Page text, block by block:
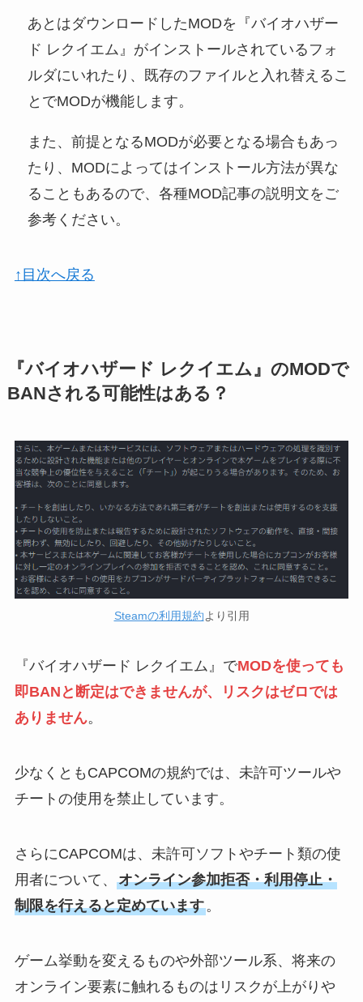
あとはダウンロードしたMODを『バイオハザー
ド レクイエム』がインストールされているフォ
ルダにいれたり、既存のファイルと入れ替えるこ
とでMODが機能します。
また、前提となるMODが必要となる場合もあっ
たり、MODによってはインストール方法が異な
ることもあるので、各種MOD記事の説明文をご
参考ください。
↑目次へ戻る
『バイオハザード レクイエム』のMODで
BANされる可能性はある？
Steamの利用規約より引用
『バイオハザード レクイエム』でMODを使っても
即BANと断定はできませんが、リスクはゼロでは
ありません。
少なくともCAPCOMの規約では、未許可ツールや
チートの使用を禁止しています。
さらにCAPCOMは、未許可ソフトやチート類の使
用者について、 オンライン参加拒否・利用停止・
制限を行えると定めています。
ゲーム挙動を変えるものや外部ツール系、将来の
オンライン要素に触れるものはリスクが上がりや